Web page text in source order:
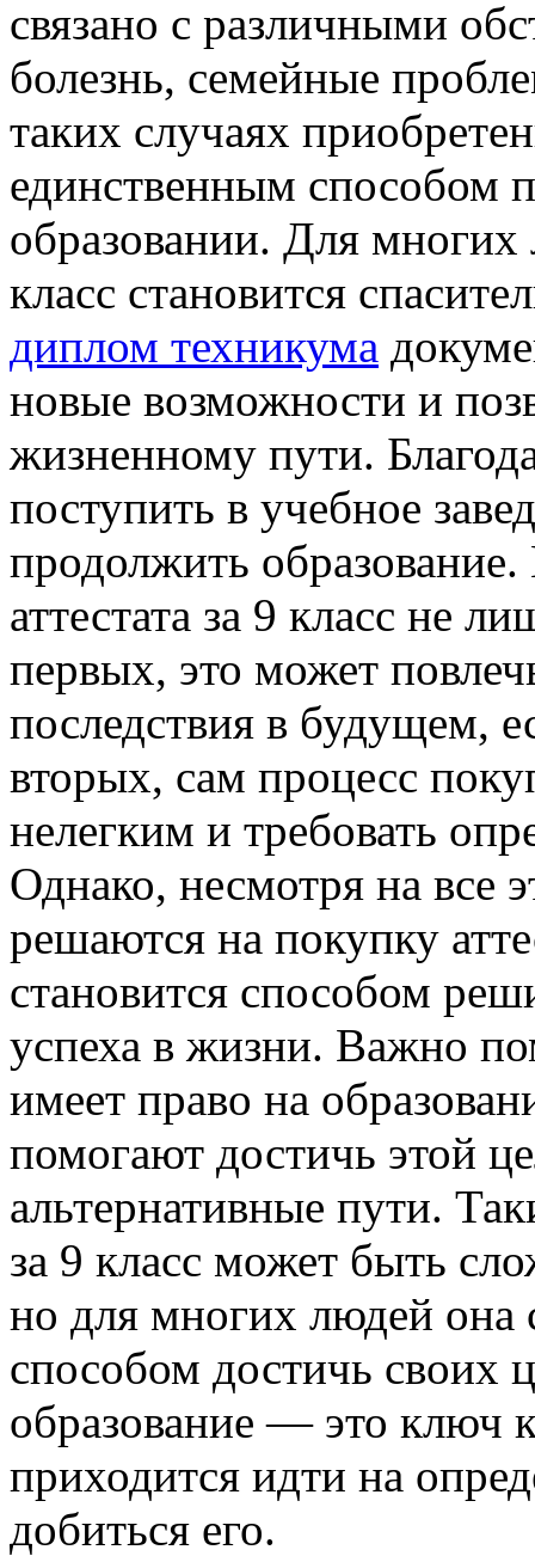
связано с различными
болезнь, семейные
таких случаях
единственным способом
образовании. Для многих
класс становится
диплом техникума
новые возможности и
жизненному пути.
поступить в учебное
продолжить
аттестата за 9 класс не
первых, это может
последствия в будущем,
вторых, сам процесс
нелегким и требовать
Однако, несмотря на все
решаются на покупку
становится способом
успеха в жизни. Важно
имеет право на
помогают достичь этой
альтернативные пути.
за 9 класс может быть
но для многих людей она
способом достичь своих
образование — это ключ
приходится идти на
добиться его.